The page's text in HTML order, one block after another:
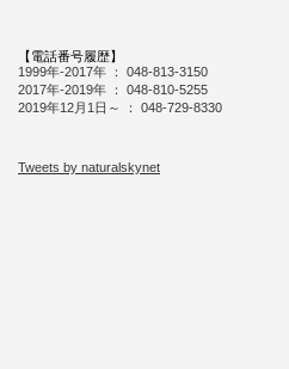
【電話番号履歴】
1999年-2017年 ： 048-813-3150
2017年-2019年 ： 048-810-5255
2019年12月1日～ ： 048-729-8330
Tweets by naturalskynet